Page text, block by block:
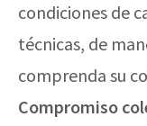
condiciones de
técnicas, de
comprenda su
Compromiso